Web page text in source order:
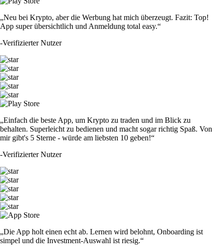
„Neu bei Krypto, aber die Werbung hat mich überzeugt. Fazit: Top!
App super übersichtlich und Anmeldung total easy.“
-Verifizierter Nutzer
„Einfach die beste App, um Krypto zu traden und im Blick zu
behalten. Superleicht zu bedienen und macht sogar richtig Spaß. Von
mir gibt's 5 Sterne - würde am liebsten 10 geben!“
-Verifizierter Nutzer
„Die App holt einen echt ab. Lernen wird belohnt, Onboarding ist
simpel und die Investment-Auswahl ist riesig.“